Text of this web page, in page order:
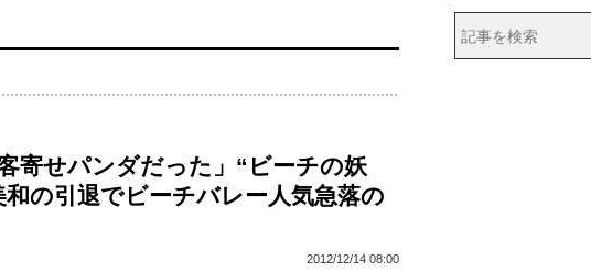
客寄せパンダだった」“ビーチの妖
和の引退でビーチバレー人気急落の
2012/12/14 08:00